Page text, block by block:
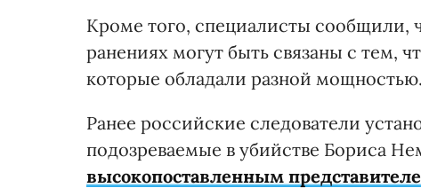
Кроме того, специалисты сообщили,
ранениях могут быть связаны с тем,
которые обладали разной мощностью.
Ранее российские следователи
подозреваемые в убийстве Бориса
высокопоставленным